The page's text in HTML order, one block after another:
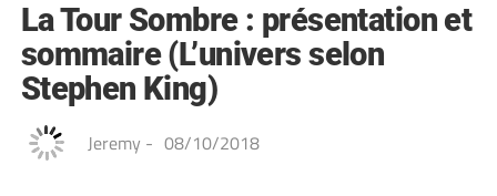
La Tour Sombre : présentation et
sommaire (L’univers selon
Stephen King)
Jeremy - 08/10/2018